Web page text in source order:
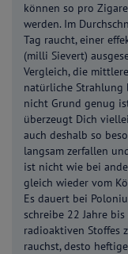
können so pro
werden. Im
Tag raucht, einer
(milli Sievert)
Vergleich, die
natürliche Strahlung
nicht Grund genug
überzeugt Dich
auch deshalb so
langsam zerfallen
ist nicht wie bei
gleich wieder vom
Es dauert bei
schreibe 22 Jahre
radioaktiven Stoffes
rauchst, desto